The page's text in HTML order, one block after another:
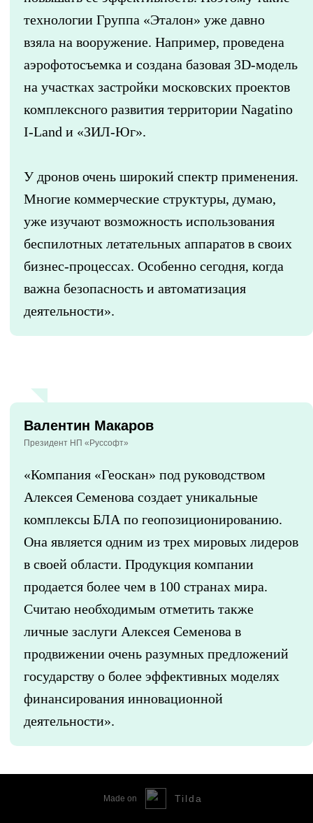
технологии Группа «Эталон» уже давно
взяла на вооружение. Например, проведена
аэрофотосъемка и создана базовая 3D-модель
на участках застройки московских проектов
комплексного развития территории Nagatino
I-Land и «ЗИЛ-Юг».
У дронов очень широкий спектр применения.
Многие коммерческие структуры, думаю,
уже изучают возможность использования
беспилотных летательных аппаратов в своих
бизнес-процессах. Особенно сегодня, когда
важна безопасность и автоматизация
деятельности».
Валентин Макаров
Президент НП «Руссофт»
«Компания «Геоскан» под руководством
Алексея Семенова создает уникальные
комплексы БЛА по геопозиционированию.
Она является одним из трех мировых лидеров
в своей области. Продукция компании
продается более чем в 100 странах мира.
Считаю необходимым отметить также
личные заслуги Алексея Семенова в
продвижении очень разумных предложений
государству о более эффективных моделях
финансирования инновационной
деятельности».
Made on Tilda